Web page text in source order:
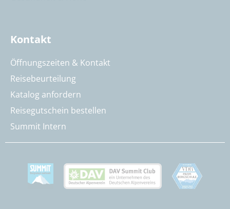
Kontakt
Öffnungszeiten & Kontakt
Reisebeurteilung
Katalog anfordern
Reisegutschein bestellen
Summit Intern